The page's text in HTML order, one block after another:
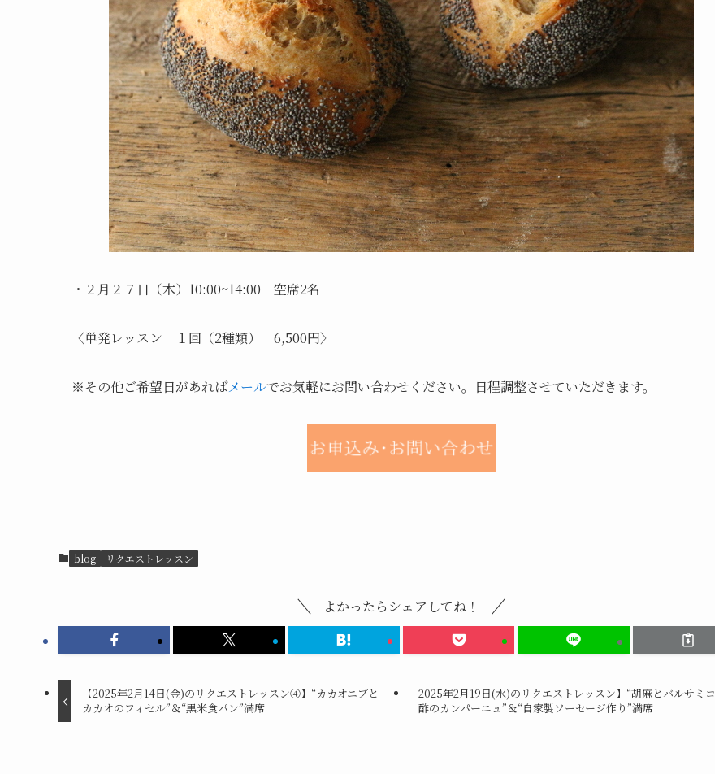
・２月２７日（木）10:00~14:00 空席2名
〈単発レッスン １回（2種類） 6,500円〉
※その他ご希望日があればメールでお気軽にお問い合わせください。日程調整させていただきます。
blog リクエストレッスン
よかったらシェアしてね！
【2025年2月14日(金)のリクエストレッスン④】“カカオニブと
カカオのフィセル”＆“黒米食パン”満席
2025年2月19日(水)のリクエストレッスン】“胡麻とバルサミコ
酢のカンパーニュ”＆“自家製ソーセージ作り”満席